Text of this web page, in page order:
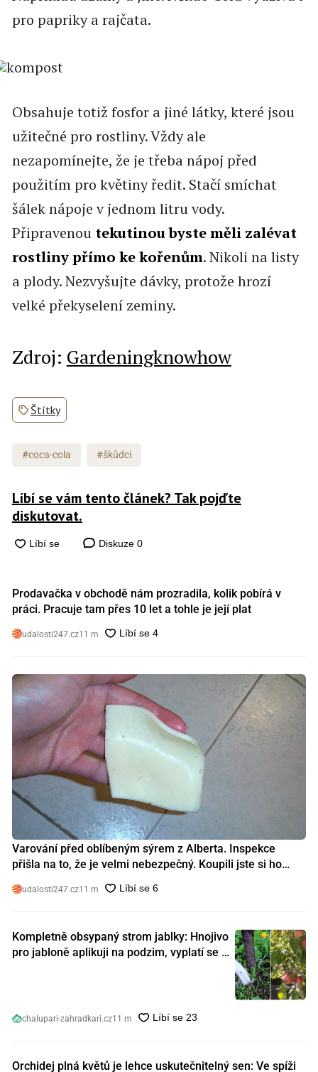
pro papriky a rajčata.
Obsahuje totiž fosfor a jiné látky, které jsou
užitečné pro rostliny. Vždy ale
nezapomínejte, že je třeba nápoj před
použitím pro květiny ředit. Stačí smíchat
šálek nápoje v jednom litru vody.
Připravenou tekutinou byste měli zalévat
rostliny přímo ke kořenům. Nikoli na listy
a plody. Nezvyšujte dávky, protože hrozí
velké překyselení zeminy.
Zdroj: Gardeningknowhow
Štítky
#coca-cola #škůdci
Líbí se vám tento článek? Tak pojďte
diskutovat.
Diskuze 0
Prodavačka v obchodě nám prozradila, kolik pobírá v
práci. Pracuje tam přes 10 let a tohle je její plat
udalosti247.cz11 m
Varování před oblíbeným sýrem z Alberta. Inspekce
přišla na to, že je velmi nebezpečný. Koupili jste si ho
udalosti247.cz11 m
Kompletně obsypaný strom jablky: Hnojivo
pro jabloně aplikuji na podzim, vyplatí se s
chalupari-zahradkari.cz11 m
Orchidej plná květů je lehce uskutečnitelný sen: Ve spíži